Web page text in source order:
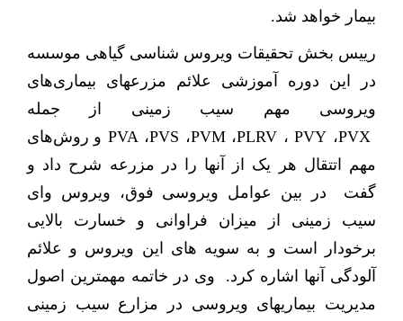
بیمار خواهد شد.
رییس بخش تحقیقات ویروس شناسی گیاهی موسسه
در این دوره آموزشی علائم مزرعه­ای بیماری‌های
ویروسی مهم سیب زمینی از جمله
PVX، PVY ، PLRV،PVM، PVS، PVA و روش‌های
مهم اتتقال هر یک از آنها را در مزرعه شرح داد و
گفت در بین عوامل ویروسی فوق، ویروس وای
سیب زمینی از میزان فراوانی و خسارت بالایی
برخودار است و به سویه های این ویروس و علائم
آلودگی آنها اشاره کرد.
وی در خاتمه مهمترین اصول
مدیریت بیماریهای ویروسی در مزارع سیب زمینی